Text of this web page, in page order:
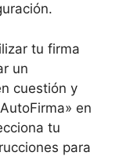
tu firma
un
cuestión y
en
tu
para